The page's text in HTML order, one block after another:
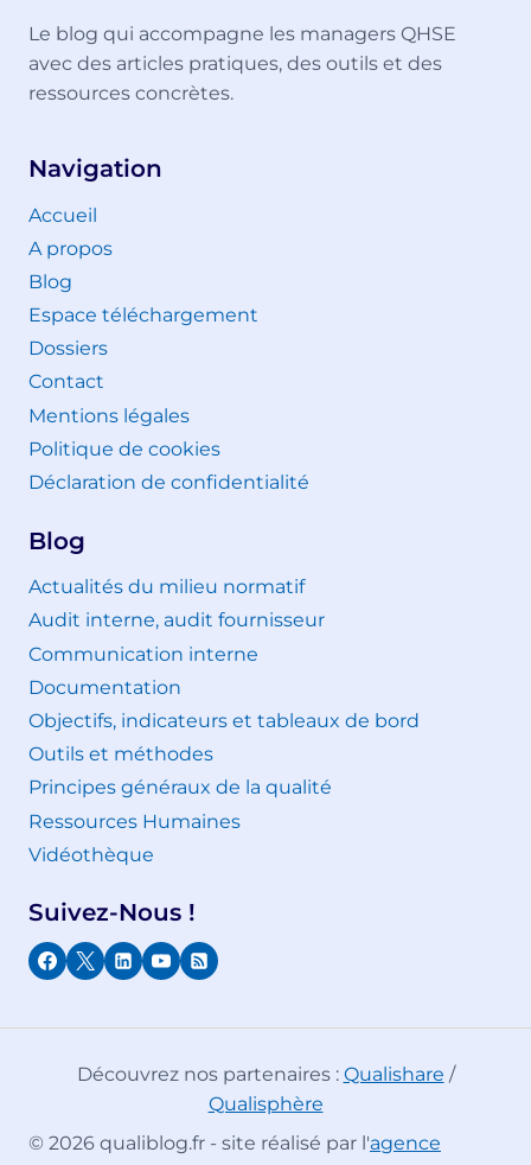
Le blog qui accompagne les managers QHSE
avec des articles pratiques, des outils et des
ressources concrètes.
Navigation
Accueil
A propos
Blog
Espace téléchargement
Dossiers
Contact
Mentions légales
Politique de cookies
Déclaration de confidentialité
Blog
Actualités du milieu normatif
Audit interne, audit fournisseur
Communication interne
Documentation
Objectifs, indicateurs et tableaux de bord
Outils et méthodes
Principes généraux de la qualité
Ressources Humaines
Vidéothèque
Suivez-Nous !
Découvrez nos partenaires : Qualishare /
Qualisphère
© 2026 qualiblog.fr - site réalisé par l'agence